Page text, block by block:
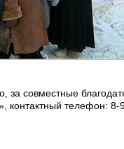
за совместные
контактный телефон: